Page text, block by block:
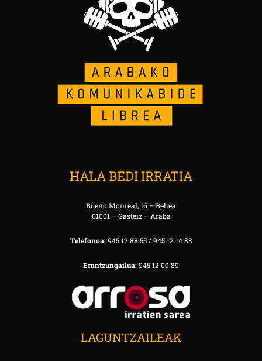
HALA BEDI IRRATIA
Bueno Monreal, 16 – Behea
01001 – Gasteiz – Araba
Telefonoa:945 12 88 55 / 945 12 14 88
Erantzungailua:945 12 09 89
LAGUNTZAILEAK